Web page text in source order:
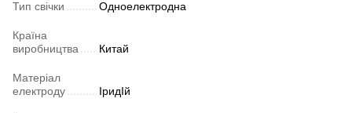
Тип свічки Одноелектродна
Країна
виробництва
Китай
Матеріал
електроду
ІридІй